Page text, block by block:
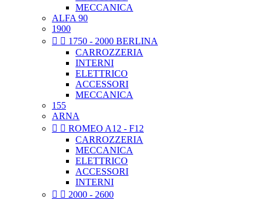
MECCANICA
ALFA 90
1900
  1750 - 2000 BERLINA
CARROZZERIA
INTERNI
ELETTRICO
ACCESSORI
MECCANICA
155
ARNA
  ROMEO A12 - F12
CARROZZERIA
MECCANICA
ELETTRICO
ACCESSORI
INTERNI
  2000 - 2600